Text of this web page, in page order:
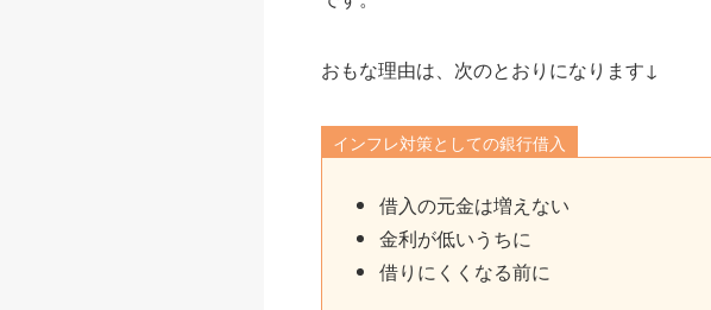
おもな理由は、次のとおりになります↓
インフレ対策としての銀行借入
借入の元金は増えない
金利が低いうちに
借りにくくなる前に